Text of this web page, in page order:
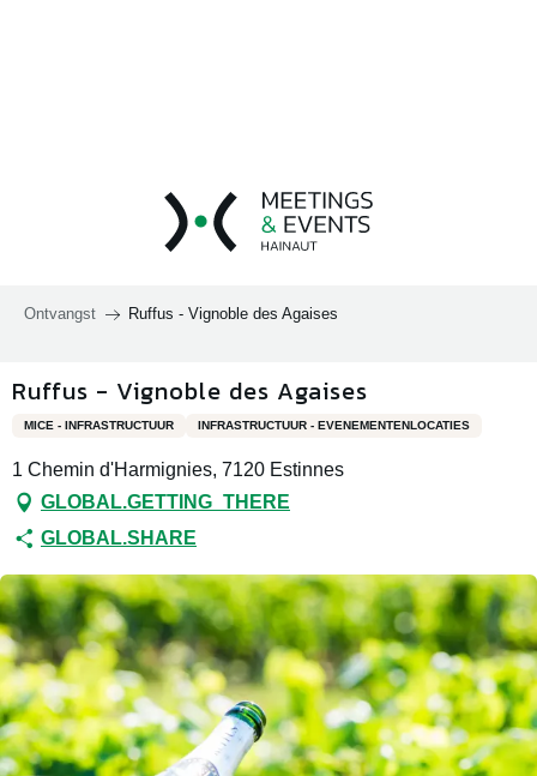
Ontvangst Ruffus - Vignoble des Agaises
Ruffus - Vignoble des Agaises
MICE - INFRASTRUCTUUR INFRASTRUCTUUR - EVENEMENTENLOCATIES
1 Chemin d'Harmignies, 7120 Estinnes
GLOBAL.GETTING_THERE
GLOBAL.SHARE